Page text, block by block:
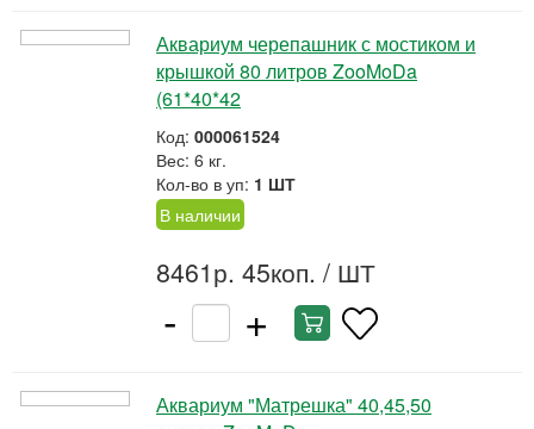
Аквариум черепашник с мостиком и
крышкой 80 литров ZooMoDa
(61*40*42
Код: 000061524
Вес: 6 кг.
Кол-во в уп: 1 ШТ
В наличии
8461р. 45коп. / ШТ
- +
Аквариум "Матрешка" 40,45,50